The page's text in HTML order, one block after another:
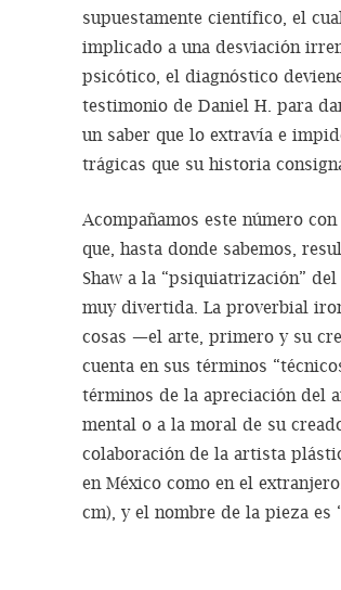
supuestamente científico, el
implicado a una desviación
psicótico, el diagnóstico
testimonio de Daniel H. para
un saber que lo extravía e
trágicas que su historia
Acompañamos este número
que, hasta donde sabemos,
Shaw a la “psiquiatrización”
muy divertida. La proverbial
cosas —el arte, primero y su
cuenta en sus términos
términos de la apreciación del
mental o a la moral de su
colaboración de la artista
en México como en el
cm), y el nombre de la pieza es